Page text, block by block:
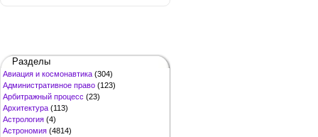
Разделы
Авиация и космонавтика (304)
Административное право (123)
Арбитражный процесс (23)
Архитектура (113)
Астрология (4)
Астрономия (4814)